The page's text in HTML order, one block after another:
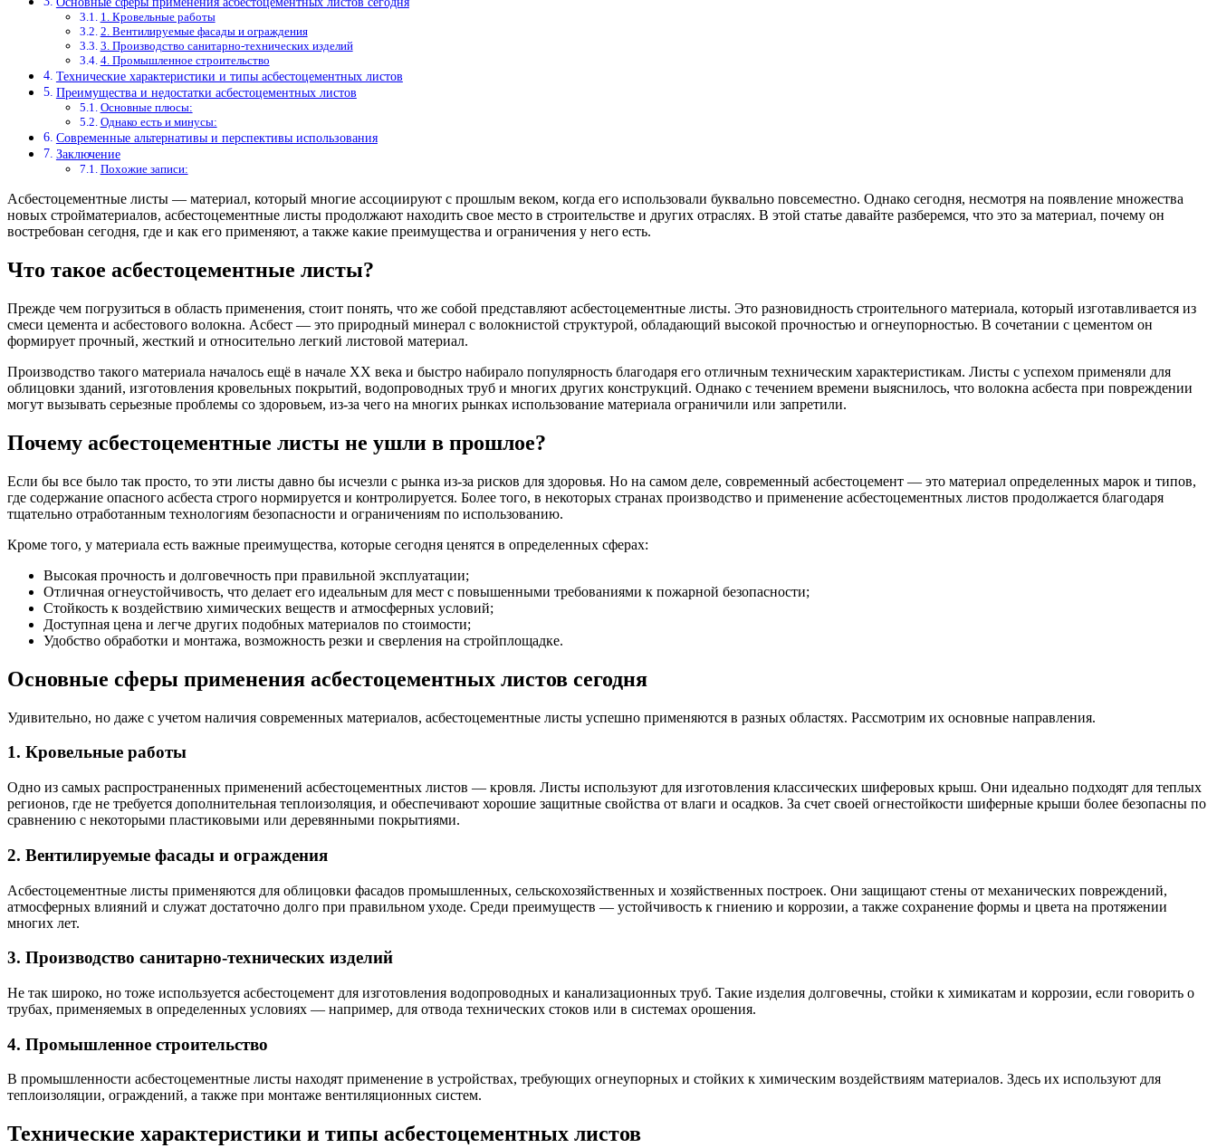
1. Кровельные работы
2. Вентилируемые фасады и ограждения
3. Производство санитарно-технических изделий
4. Промышленное строительство
Технические характеристики и типы асбестоцементных листов
Преимущества и недостатки асбестоцементных листов
Основные плюсы:
Однако есть и минусы:
Современные альтернативы и перспективы использования
Заключение
Похожие записи:
Асбестоцементные листы — материал, который многие ассоциируют с прошлым веком, когда его использовали буквально повсеместно. Однако сегодня, несмотря на появление множества
новых стройматериалов, асбестоцементные листы продолжают находить свое место в строительстве и других отраслях. В этой статье давайте разберемся, что это за материал, почему он
востребован сегодня, где и как его применяют, а также какие преимущества и ограничения у него есть.
Что такое асбестоцементные листы?
Прежде чем погрузиться в область применения, стоит понять, что же собой представляют асбестоцементные листы. Это разновидность строительного материала, который изготавливается из
смеси цемента и асбестового волокна. Асбест — это природный минерал с волокнистой структурой, обладающий высокой прочностью и огнеупорностью. В сочетании с цементом он
формирует прочный, жесткий и относительно легкий листовой материал.
Производство такого материала началось ещё в начале XX века и быстро набирало популярность благодаря его отличным техническим характеристикам. Листы с успехом применяли для
облицовки зданий, изготовления кровельных покрытий, водопроводных труб и многих других конструкций. Однако с течением времени выяснилось, что волокна асбеста при повреждении
могут вызывать серьезные проблемы со здоровьем, из-за чего на многих рынках использование материала ограничили или запретили.
Почему асбестоцементные листы не ушли в прошлое?
Если бы все было так просто, то эти листы давно бы исчезли с рынка из-за рисков для здоровья. Но на самом деле, современный асбестоцемент — это материал определенных марок и типов,
где содержание опасного асбеста строго нормируется и контролируется. Более того, в некоторых странах производство и применение асбестоцементных листов продолжается благодаря
тщательно отработанным технологиям безопасности и ограничениям по использованию.
Кроме того, у материала есть важные преимущества, которые сегодня ценятся в определенных сферах:
Высокая прочность и долговечность при правильной эксплуатации;
Отличная огнеустойчивость, что делает его идеальным для мест с повышенными требованиями к пожарной безопасности;
Стойкость к воздействию химических веществ и атмосферных условий;
Доступная цена и легче других подобных материалов по стоимости;
Удобство обработки и монтажа, возможность резки и сверления на стройплощадке.
Основные сферы применения асбестоцементных листов сегодня
Удивительно, но даже с учетом наличия современных материалов, асбестоцементные листы успешно применяются в разных областях. Рассмотрим их основные направления.
1. Кровельные работы
Одно из самых распространенных применений асбестоцементных листов — кровля. Листы используют для изготовления классических шиферовых крыш. Они идеально подходят для теплых
регионов, где не требуется дополнительная теплоизоляция, и обеспечивают хорошие защитные свойства от влаги и осадков. За счет своей огнестойкости шиферные крыши более безопасны по
сравнению с некоторыми пластиковыми или деревянными покрытиями.
2. Вентилируемые фасады и ограждения
Асбестоцементные листы применяются для облицовки фасадов промышленных, сельскохозяйственных и хозяйственных построек. Они защищают стены от механических повреждений,
атмосферных влияний и служат достаточно долго при правильном уходе. Среди преимуществ — устойчивость к гниению и коррозии, а также сохранение формы и цвета на протяжении
многих лет.
3. Производство санитарно-технических изделий
Не так широко, но тоже используется асбестоцемент для изготовления водопроводных и канализационных труб. Такие изделия долговечны, стойки к химикатам и коррозии, если говорить о
трубах, применяемых в определенных условиях — например, для отвода технических стоков или в системах орошения.
4. Промышленное строительство
В промышленности асбестоцементные листы находят применение в устройствах, требующих огнеупорных и стойких к химическим воздействиям материалов. Здесь их используют для
теплоизоляции, ограждений, а также при монтаже вентиляционных систем.
Технические характеристики и типы асбестоцементных листов